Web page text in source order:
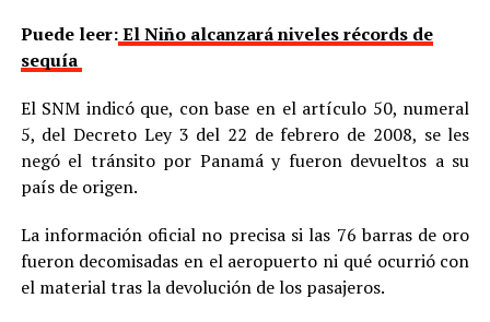
Puede leer:El Niño alcanzará niveles récords de
sequía
El SNM indicó que, con base en el artículo 50, numeral
5, del Decreto Ley 3 del 22 de febrero de 2008, se les
negó el tránsito por Panamá y fueron devueltos a su
país de origen.
La información oficial no precisa si las 76 barras de oro
fueron decomisadas en el aeropuerto ni qué ocurrió con
el material tras la devolución de los pasajeros.